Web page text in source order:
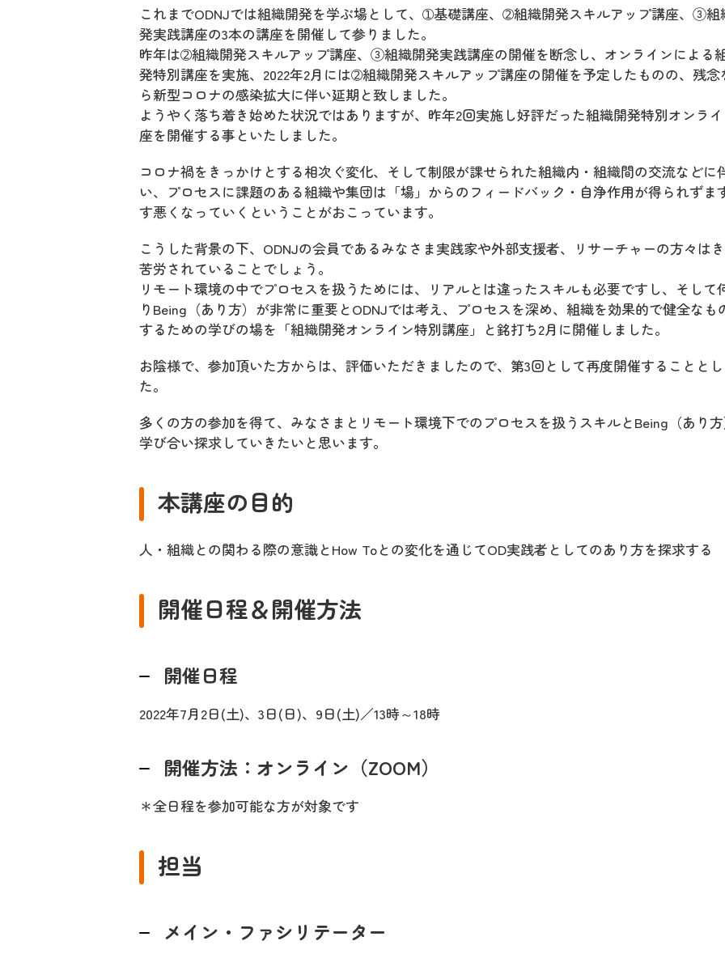
これまでODNJでは組織開発を学ぶ場として、➀基礎講座、➁組織開発スキルアップ講座、③組
発実践講座の3本の講座を開催して参りました。
昨年は➁組織開発スキルアップ講座、③組織開発実践講座の開催を断念し、オンラインによる
発特別講座を実施、2022年2月には➁組織開発スキルアップ講座の開催を予定したものの、残念
ら新型コロナの感染拡大に伴い延期と致しました。
ようやく落ち着き始めた状況ではありますが、昨年2回実施し好評だった組織開発特別オンラ
座を開催する事といたしました。
コロナ禍をきっかけとする相次ぐ変化、そして制限が課せられた組織内・組織間の交流などに
い、プロセスに課題のある組織や集団は「場」からのフィードバック・自浄作用が得られずま
す悪くなっていくということがおこっています。
こうした背景の下、ODNJの会員であるみなさま実践家や外部支援者、リサーチャーの方々は
苦労されていることでしょう。
リモート環境の中でプロセスを扱うためには、リアルとは違ったスキルも必要ですし、そして
りBeing（あり方）が非常に重要とODNJでは考え、プロセスを深め、組織を効果的で健全なも
するための学びの場を「組織開発オンライン特別講座」と銘打ち2月に開催しました。
お陰様で、参加頂いた方からは、評価いただきましたので、第3回として再度開催することと
た。
多くの方の参加を得て、みなさまとリモート環境下でのプロセスを扱うスキルとBeing（あり
学び合い探求していきたいと思います。
本講座の目的
人・組織との関わる際の意識とHow Toとの変化を通じてOD実践者としてのあり方を探求する
開催日程＆開催方法
開催日程
2022年7月2日(土)、3日(日)、9日(土)／13時～18時
開催方法：オンライン（ZOOM）
＊全日程を参加可能な方が対象です
担当
メイン・ファシリテーター